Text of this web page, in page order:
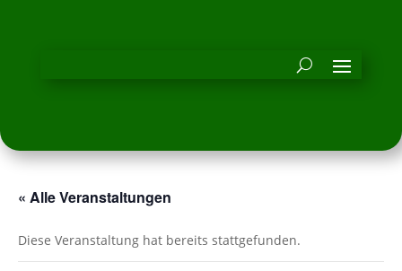
« Alle Veranstaltungen
Diese Veranstaltung hat bereits stattgefunden.